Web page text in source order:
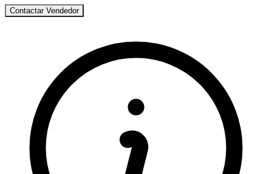
Contactar Vendedor